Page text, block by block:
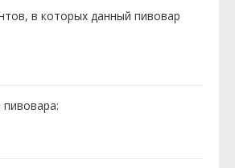
в которых данный пивовар